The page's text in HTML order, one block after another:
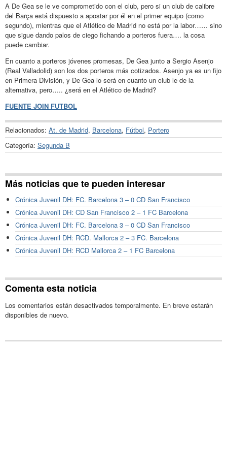
A De Gea se le ve comprometido con el club, pero si un club de calibre
del Barça está dispuesto a apostar por él en el primer equipo (como
segundo), mientras que el Atlético de Madrid no está por la labor…… sino
que sigue dando palos de ciego fichando a porteros fuera…. la cosa
puede cambiar.
En cuanto a porteros jóvenes promesas, De Gea junto a Sergio Asenjo
(Real Valladolid) son los dos porteros más cotizados. Asenjo ya es un fijo
en Primera División, y De Gea lo será en cuanto un club le de la
alternativa, pero….. ¿será en el Atlético de Madrid?
FUENTE JOIN FUTBOL
Relacionados: At. de Madrid, Barcelona, Fútbol, Portero
Categoría: Segunda B
Más noticias que te pueden interesar
Crónica Juvenil DH: FC. Barcelona 3 – 0 CD San Francisco
Crónica Juvenil DH: CD San Francisco 2 – 1 FC Barcelona
Crónica Juvenil DH: FC. Barcelona 3 – 0 CD San Francisco
Crónica Juvenil DH: RCD. Mallorca 2 – 3 FC. Barcelona
Crónica Juvenil DH: RCD Mallorca 2 – 1 FC Barcelona
Comenta esta noticia
Los comentarios están desactivados temporalmente. En breve estarán
disponibles de nuevo.